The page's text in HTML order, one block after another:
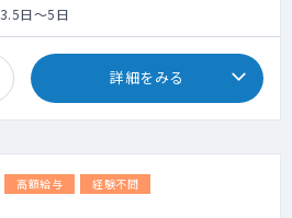
日～5日
詳細をみる
高額給与
経験不問